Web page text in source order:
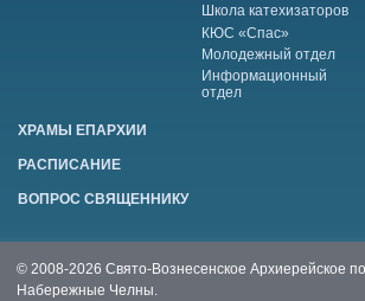
Школа катехизаторов
КЮС «Спас»
Молодежный отдел
Информационный
отдел
ХРАМЫ ЕПАРХИИ
РАСПИСАНИЕ
ВОПРОС СВЯЩЕННИКУ
© 2008-2026 Свято-Вознесенское Архиерейское
Набережные Челны.